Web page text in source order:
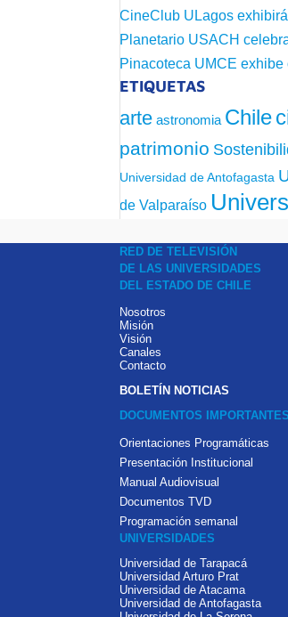
CineClub ULagos
Planetario USACH
Pinacoteca UMCE
ETIQUETAS
arte astronomia Chile
patrimonio
Universidad de Antofagasta
de Valparaíso
RED DE TELEVISIÓN
DE LAS UNIVERSIDADES
DEL ESTADO DE CHILE
Nosotros
Misión
Visión
Canales
Contacto
BOLETÍN NOTICIAS
DOCUMENTOS IMPORTANTES
Orientaciones Programáticas
Presentación Institucional
Manual Audiovisual
Documentos TVD
Programación semanal
UNIVERSIDADES
Universidad de Tarapacá
Universidad Arturo Prat
Universidad de Atacama
Universidad de Antofagasta